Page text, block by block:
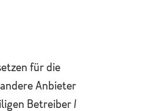
für die
Anbieter
Betreiber /